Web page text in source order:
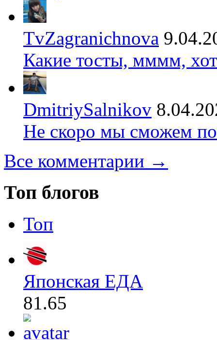
TvZagranichnova
Какие тосты, мммм,
DmitriySalnikov
Не скоро мы сможем
Все комментарии →
Топ блогов
Топ
Японская ЕДА
81.65